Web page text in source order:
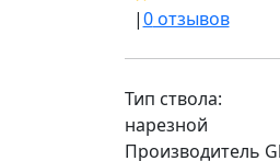
|0отзывов
Тип ствола:
нарезной
Производитель